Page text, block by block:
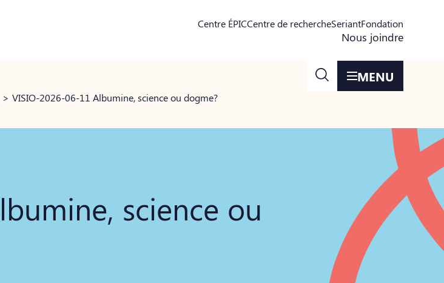
Centre ÉPICCentre de rechercheSeriantFondation
Nous joindre
MENU
> VISIO-2026-06-11 Albumine, science ou dogme?
science ou